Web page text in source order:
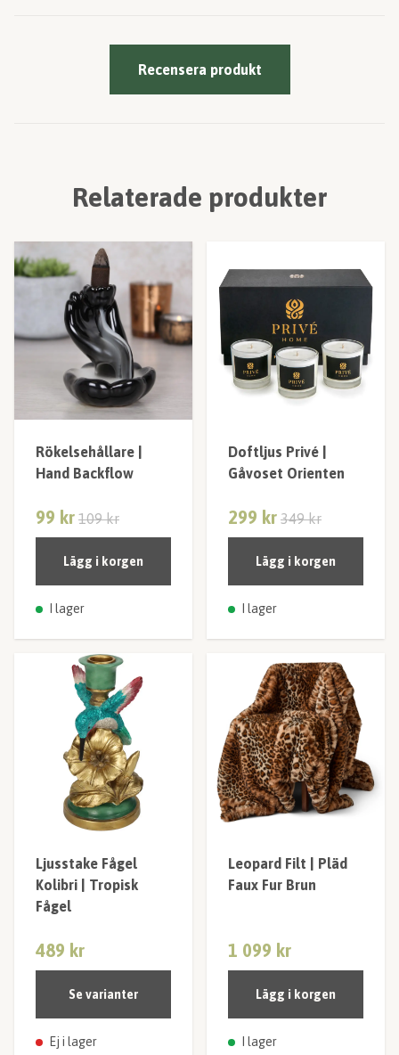
Recensera produkt
Relaterade produkter
Rökelsehållare |
Hand Backflow
99 kr 109 kr
Lägg i korgen
I lager
Doftljus Privé |
Gåvoset Orienten
299 kr 349 kr
Lägg i korgen
I lager
Ljusstake Fågel
Kolibri | Tropisk
Fågel
489 kr
Se varianter
Ej i lager
Leopard Filt | Pläd
Faux Fur Brun
1 099 kr
Lägg i korgen
I lager